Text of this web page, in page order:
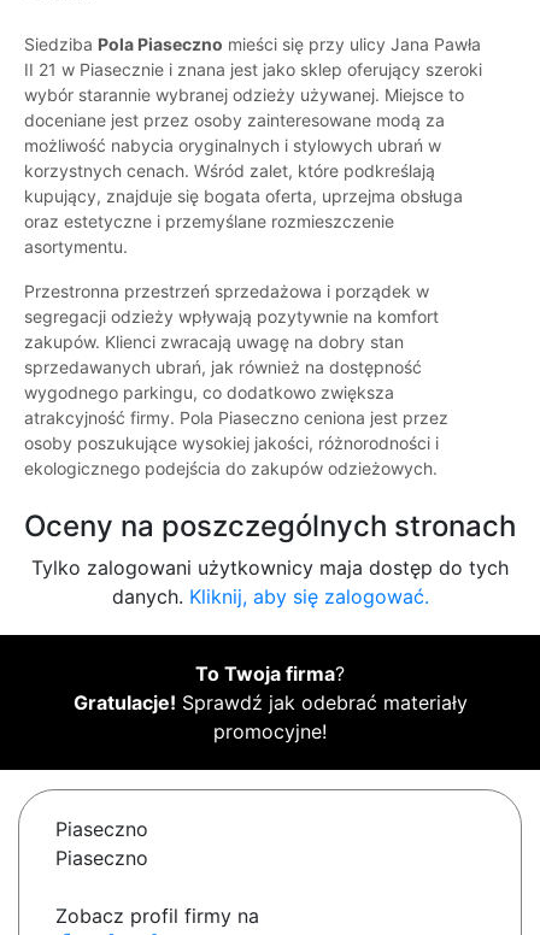
Siedziba Pola Piaseczno mieści się przy ulicy Jana Pawła
II 21 w Piasecznie i znana jest jako sklep oferujący szeroki
wybór starannie wybranej odzieży używanej. Miejsce to
doceniane jest przez osoby zainteresowane modą za
możliwość nabycia oryginalnych i stylowych ubrań w
korzystnych cenach. Wśród zalet, które podkreślają
kupujący, znajduje się bogata oferta, uprzejma obsługa
oraz estetyczne i przemyślane rozmieszczenie
asortymentu.
Przestronna przestrzeń sprzedażowa i porządek w
segregacji odzieży wpływają pozytywnie na komfort
zakupów. Klienci zwracają uwagę na dobry stan
sprzedawanych ubrań, jak również na dostępność
wygodnego parkingu, co dodatkowo zwiększa
atrakcyjność firmy. Pola Piaseczno ceniona jest przez
osoby poszukujące wysokiej jakości, różnorodności i
ekologicznego podejścia do zakupów odzieżowych.
Oceny na poszczególnych stronach
Tylko zalogowani użytkownicy maja dostęp do tych
danych. Kliknij, aby się zalogować.
To Twoja firma?
Gratulacje! Sprawdź jak odebrać materiały
promocyjne!
Piaseczno
Piaseczno
Zobacz profil firmy na